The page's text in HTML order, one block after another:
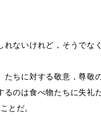
れないけれど，そうでな
たちに対する敬意，尊敬
るのは食べ物たちに失礼
とだ。